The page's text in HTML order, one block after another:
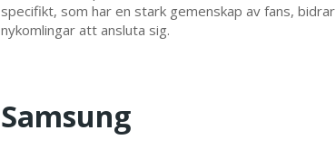
specifikt, som har en stark gemenskap av fans,
nykomlingar att ansluta sig.
Samsung